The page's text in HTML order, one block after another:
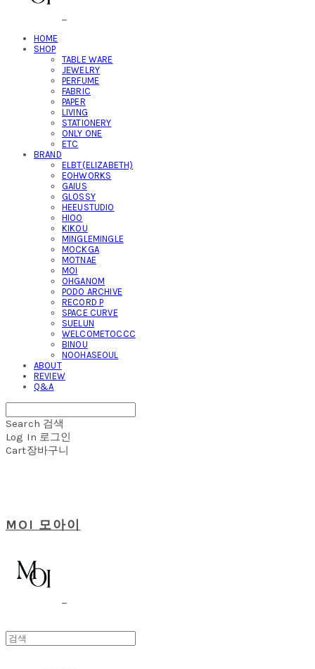
HOME
SHOP
TABLE WARE
JEWELRY
PERFUME
FABRIC
PAPER
LIVING
STATIONERY
ONLY ONE
ETC
BRAND
ELBT(ELIZABETH)
EOHWORKS
GAIUS
GLOSSY
HEEUSTUDIO
HIOO
KIKOU
MINGLEMINGLE
MOCKGA
MOTNAE
MOI
OHGANOM
PODO ARCHIVE
RECORD P
SPACE CURVE
SUELUN
WELCOMETOCCC
BINOU
NOOHASEOUL
ABOUT
REVIEW
Q&A
Search 검색
Log In 로그인
Cart장바구니
MOI 모아이